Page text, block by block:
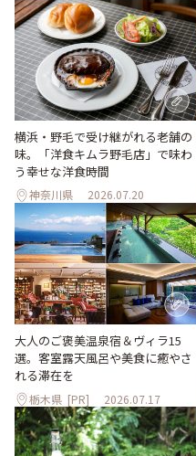
横浜・野毛で受け継がれる老舗の
味。「洋食キムラ野毛店」で味わ
う幸せな洋食時間
神奈川県 2026.07.20
大人のご褒美温泉宿＆ヴィラ15
選。客室露天風呂や美食に癒やさ
れる滞在を
栃木県 [PR] 2026.07.17